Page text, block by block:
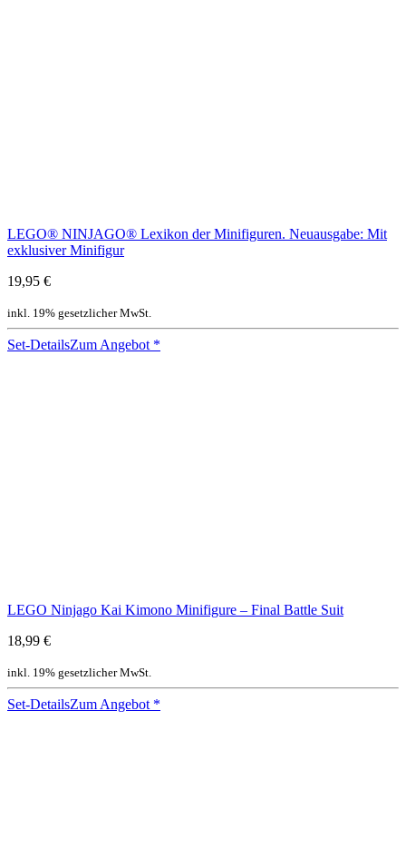
LEGO® NINJAGO® Lexikon der Minifiguren. Neuausgabe: Mit
exklusiver Minifigur
19,95 €
inkl. 19% gesetzlicher MwSt.
Set-DetailsZum Angebot *
LEGO Ninjago Kai Kimono Minifigure – Final Battle Suit
18,99 €
inkl. 19% gesetzlicher MwSt.
Set-DetailsZum Angebot *